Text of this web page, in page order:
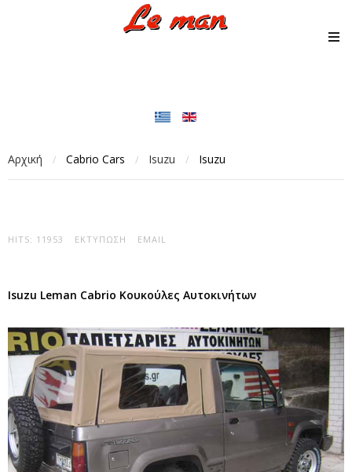
Αρχική / Cabrio Cars / Isuzu / Isuzu
HITS: 11953 ΕΚΤΎΠΩΣΗ EMAIL
Isuzu Leman Cabrio Κουκούλες Αυτοκινήτων